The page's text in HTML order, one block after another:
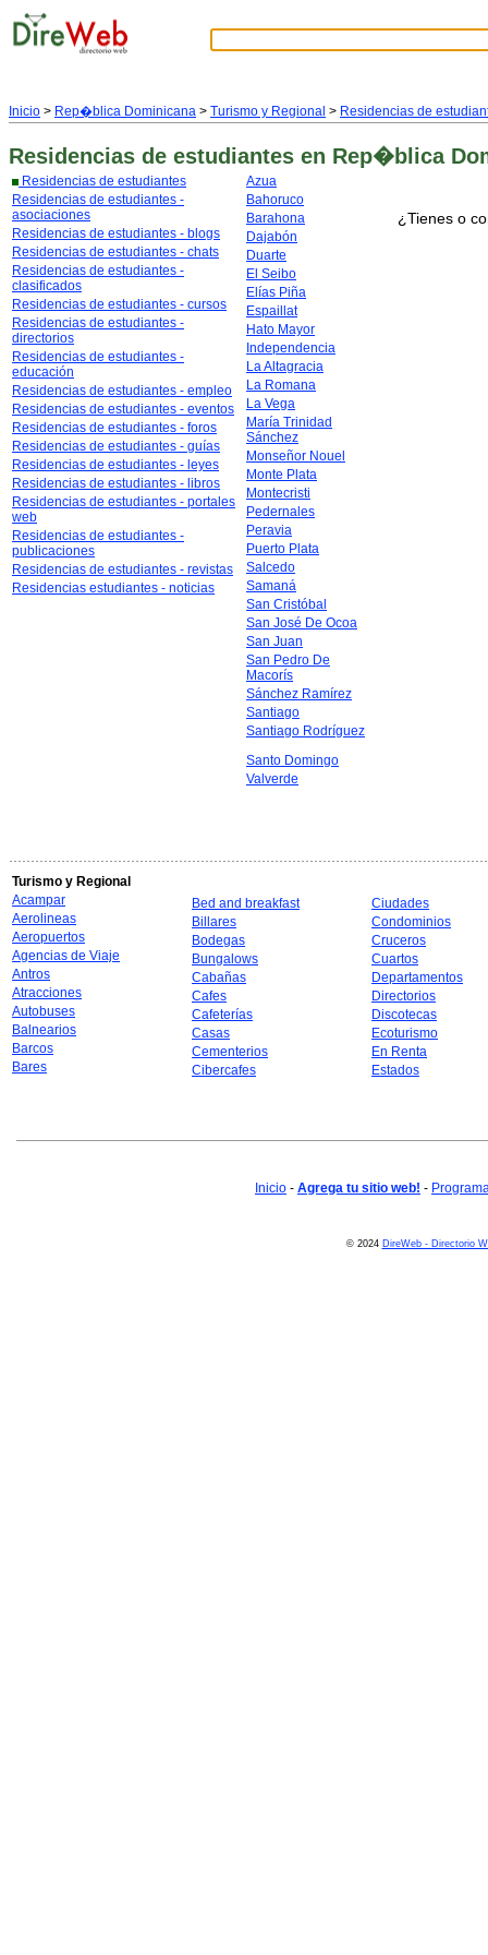
Inicio > Rep�blica Dominicana > Turismo y Regional > Residencias de
Residencias de estudiantes en Rep�blica
Residencias de estudiantes
Residencias de estudiantes -
asociaciones
Residencias de estudiantes - blogs
Residencias de estudiantes - chats
Residencias de estudiantes -
clasificados
Residencias de estudiantes - cursos
Residencias de estudiantes -
directorios
Residencias de estudiantes -
educación
Residencias de estudiantes - empleo
Residencias de estudiantes - eventos
Residencias de estudiantes - foros
Residencias de estudiantes - guías
Residencias de estudiantes - leyes
Residencias de estudiantes - libros
Residencias de estudiantes - portales
web
Residencias de estudiantes -
publicaciones
Residencias de estudiantes - revistas
Residencias estudiantes - noticias
Azua
Bahoruco
Barahona
Dajabón
Duarte
El Seibo
Elías Piña
Espaillat
Hato Mayor
Independencia
La Altagracia
La Romana
La Vega
María Trinidad
Sánchez
Monseñor Nouel
Monte Plata
Montecristi
Pedernales
Peravia
Puerto Plata
Salcedo
Samaná
San Cristóbal
San José De Ocoa
San Juan
San Pedro De
Macorís
Sánchez Ramírez
Santiago
Santiago Rodríguez
Santo Domingo
Valverde
¿Tienes o
Turismo y Regional
Acampar
Aerolineas
Aeropuertos
Agencias de Viaje
Antros
Atracciones
Autobuses
Balnearios
Barcos
Bares
Bed and breakfast
Billares
Bodegas
Bungalows
Cabañas
Cafes
Cafeterías
Casas
Cementerios
Cibercafes
Ciudades
Condominios
Cruceros
Cuartos
Departamentos
Directorios
Discotecas
Ecoturismo
En Renta
Estados
Inicio - Agrega tu sitio web! -
© 2024 DireWeb - Directorio